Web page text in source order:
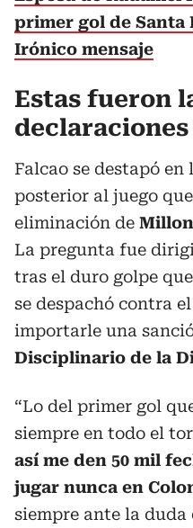
primer gol de Santa
Irónico mensaje
Estas fueron
declaraciones
Falcao se destapó en
posterior al juego
eliminación de
La pregunta fue
tras el duro golpe
se despachó contra
importarle una
Disciplinario de la
“Lo del primer gol
siempre en todo el
así me den 50 mil
jugar nunca en
siempre ante la